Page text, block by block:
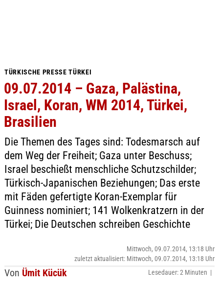
TÜRKISCHE PRESSE TÜRKEI
09.07.2014 – Gaza, Palästina,
Israel, Koran, WM 2014, Türkei,
Brasilien
Die Themen des Tages sind: Todesmarsch auf
dem Weg der Freiheit; Gaza unter Beschuss;
Israel beschießt menschliche Schutzschilder;
Türkisch-Japanischen Beziehungen; Das erste
mit Fäden gefertigte Koran-Exemplar für
Guinness nominiert; 141 Wolkenkratzern in der
Türkei; Die Deutschen schreiben Geschichte
Von Ümit Kücük
Mittwoch, 09.07.2014, 13:18 Uhr
zuletzt aktualisiert: Mittwoch, 09.07.2014, 13:18 Uhr
Lesedauer: 2 Minuten |